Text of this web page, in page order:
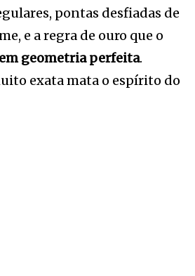
pontas desfiadas de
e a regra de ouro que o
geometria perfeita.
exata mata o espírito do